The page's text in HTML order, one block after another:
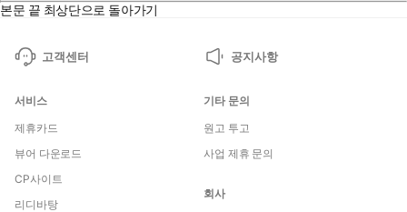
본문 끝 최상단으로 돌아가기
고객센터 공지사항
서비스
제휴카드
뷰어 다운로드
CP사이트
리디바탕
기타 문의
원고 투고
사업 제휴 문의
회사